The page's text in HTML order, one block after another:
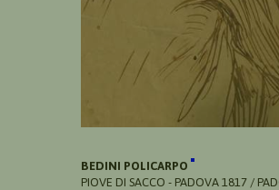
BEDINI POLICARPO
PIOVE DI SACCO - PADOVA 1817 /